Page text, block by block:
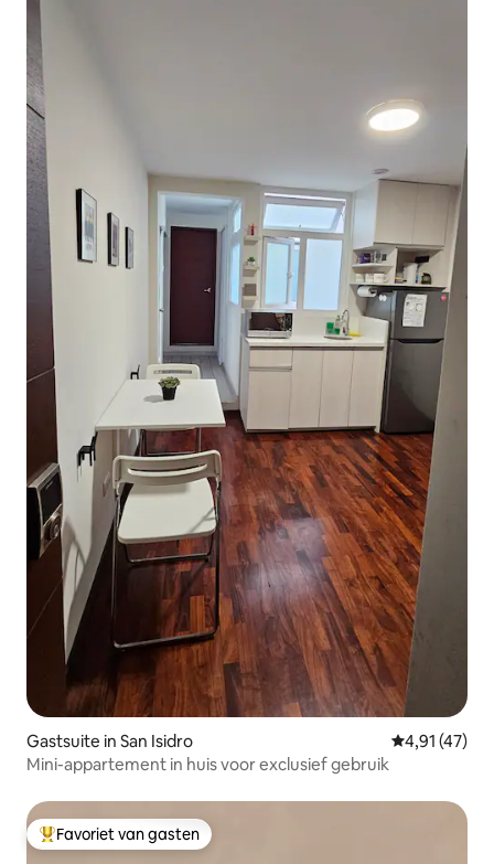
Gastsuite in San Isidro Gemiddelde
4,91 (47)
Mini-appartement in huis voor exclusief gebruik
Topfavoriet van gasten
Favoriet van gasten